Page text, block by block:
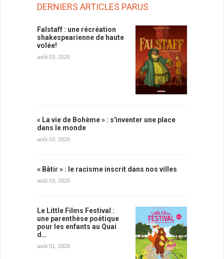
DERNIERS ARTICLES PARUS
Falstaff : une récréation
shakespearienne de haute
volée!
août 03, 2026
« La vie de Bohème » : s'inventer une place
dans le monde
août 03, 2026
« Bâtir » : le racisme inscrit dans nos villes
août 03, 2026
Le Little Films Festival :
une parenthèse poétique
pour les enfants au Quai
d…
août 01, 2026